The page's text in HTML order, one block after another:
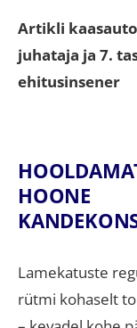
Artikli
juhataja ja 7.
ehitusinsener
HOONE
Lamekatuste
rütmi kohaselt